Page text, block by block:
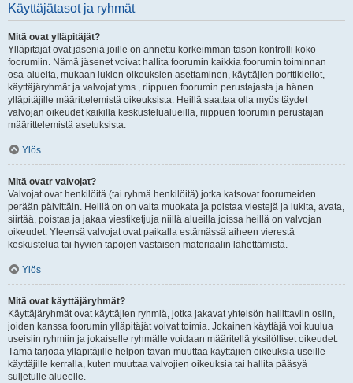
Käyttäjätasot ja ryhmät
Mitä ovat ylläpitäjät?
Ylläpitäjät ovat jäseniä joille on annettu korkeimman tason kontrolli koko
foorumiin. Nämä jäsenet voivat hallita foorumin kaikkia foorumin toiminnan
osa-alueita, mukaan lukien oikeuksien asettaminen, käyttäjien porttikiellot,
käyttäjäryhmät ja valvojat yms., riippuen foorumin perustajasta ja hänen
ylläpitäjille määrittelemistä oikeuksista. Heillä saattaa olla myös täydet
valvojan oikeudet kaikilla keskustelualueilla, riippuen foorumin perustajan
määrittelemistä asetuksista.
Ylös
Mitä ovatr valvojat?
Valvojat ovat henkilöitä (tai ryhmä henkilöitä) jotka katsovat foorumeiden
perään päivittäin. Heillä on on valta muokata ja poistaa viestejä ja lukita, avata,
siirtää, poistaa ja jakaa viestiketjuja niillä alueilla joissa heillä on valvojan
oikeudet. Yleensä valvojat ovat paikalla estämässä aiheen vierestä
keskustelua tai hyvien tapojen vastaisen materiaalin lähettämistä.
Ylös
Mitä ovat käyttäjäryhmät?
Käyttäjäryhmät ovat käyttäjien ryhmiä, jotka jakavat yhteisön hallittaviin osiin,
joiden kanssa foorumin ylläpitäjät voivat toimia. Jokainen käyttäjä voi kuulua
useisiin ryhmiin ja jokaiselle ryhmälle voidaan määritellä yksilölliset oikeudet.
Tämä tarjoaa ylläpitäjille helpon tavan muuttaa käyttäjien oikeuksia useille
käyttäjille kerralla, kuten muuttaa valvojien oikeuksia tai hallita pääsyä
suljetulle alueelle.